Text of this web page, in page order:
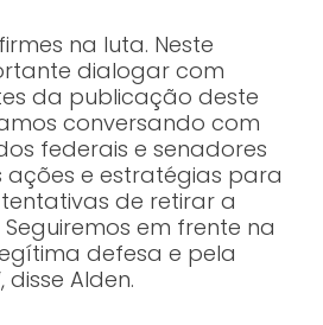
na luta. Neste
dialogar com
da publicação deste
conversando com
federais e senadores
e estratégias para
de retirar a
em frente na
defesa e pela
disse Alden.